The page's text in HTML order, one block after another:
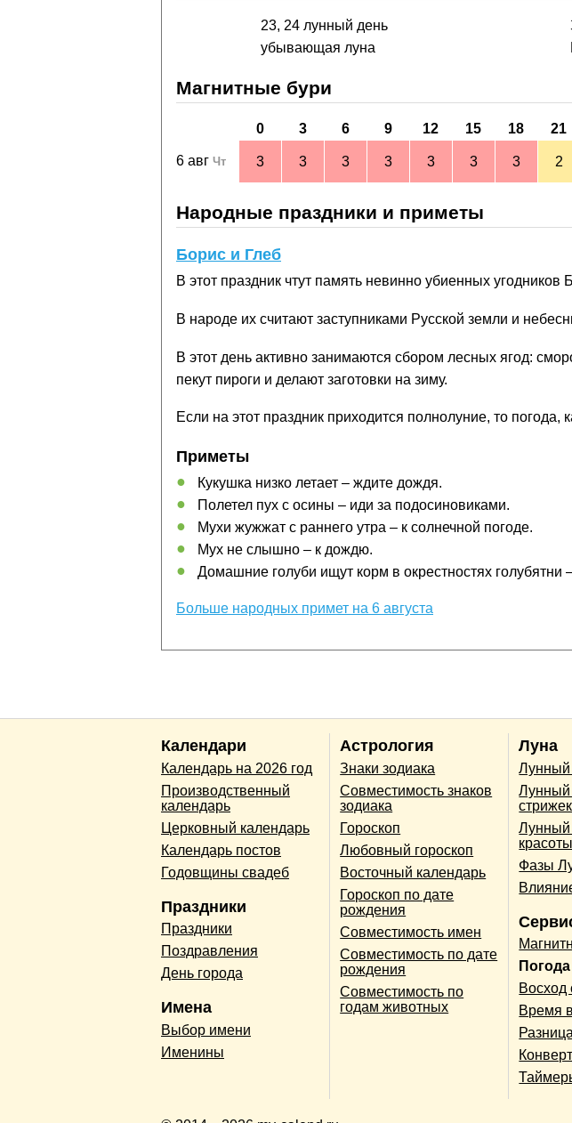
23, 24 лунный день
убывающая луна
Магнитные бури
0 3 6 9 12 15 18 21
6 авг Чт 3 3 3 3 3 3 3 2
Народные праздники и приметы
Борис и Глеб
В этот праздник чтут память невинно убиенных угодников
В народе их считают заступниками Русской земли и
В этот день активно занимаются сбором лесных ягод:
пекут пироги и делают заготовки на зиму.
Если на этот праздник приходится полнолуние, то погода,
Приметы
Кукушка низко летает – ждите дождя.
Полетел пух с осины – иди за подосиновиками.
Мухи жужжат с раннего утра – к солнечной погоде.
Мух не слышно – к дождю.
Домашние голуби ищут корм в окрестностях голубятни
Больше народных примет на 6 августа
Календари
Календарь на 2026 год
Производственный
календарь
Церковный календарь
Календарь постов
Годовщины свадеб
Праздники
Праздники
Поздравления
День города
Имена
Выбор имени
Именины
Астрология
Знаки зодиака
Совместимость знаков
зодиака
Гороскоп
Любовный гороскоп
Восточный календарь
Гороскоп по дате
рождения
Совместимость имен
Совместимость по дате
рождения
Совместимость по
годам животных
Луна
Лунный
Лунный
стрижек
Лунный
красоты
Фазы
Погода
Восход
Время